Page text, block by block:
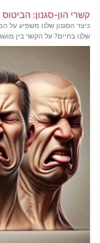
קשרי הון-סגנון: הביטוס
כיצד הסגנון שלנו משפיע על
שלנו בחיים? על הקשר בין